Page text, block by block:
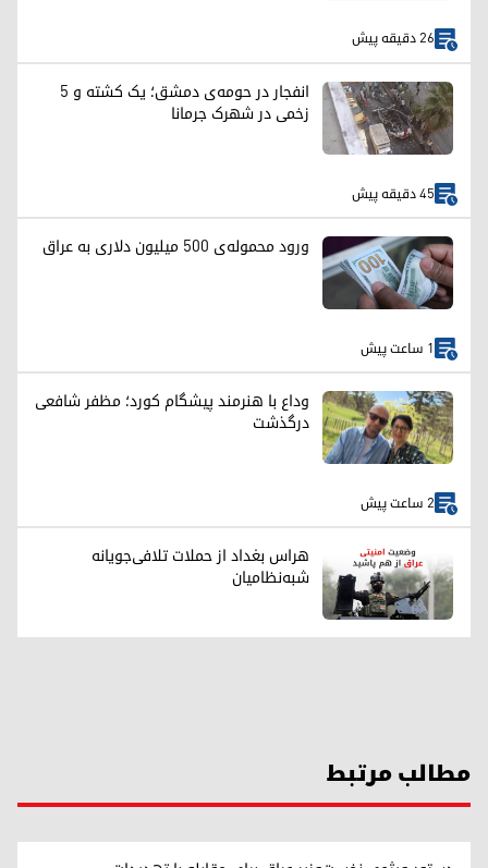
26 دقیقه پیش
انفجار در حومه‌ی دمشق؛ یک کشته و ۵
زخمی در شهرک جرمانا
45 دقیقه پیش
ورود محموله‌ی ۵۰۰ میلیون دلاری به عراق
1 ساعت پیش
وداع با هنرمند پیشگام کورد؛ مظفر شافعی
درگذشت
2 ساعت پیش
هراس بغداد از حملات تلافی‌جویانه
شبه‌نظامیان
مطالب مرتبط